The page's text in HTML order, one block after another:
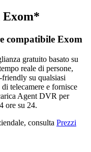
Exom*
compatibile Exom
gratuito basato su
reale di persone,
su qualsiasi
telecamere e fornisce
Agent DVR per
ore su 24.
consulta Prezzi